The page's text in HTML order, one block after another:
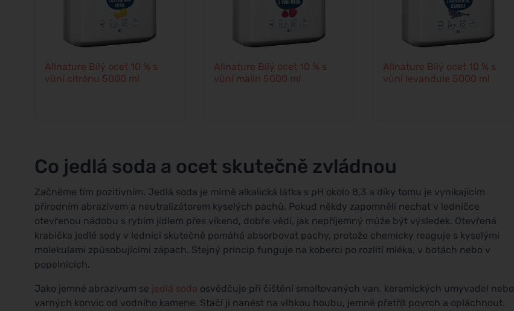
Allnature Bílý ocet 10 % s
vůní citrónu 5000 ml
Allnature Bílý ocet 10 % s
vůní malin 5000 ml
Allnature Bílý ocet 10 % s
vůní levandule 5000 ml
Co jedlá soda a ocet skutečně zvládnou
Začněme tím pozitivním. Jedlá soda je mírně alkalická látka s pH okolo 8,3 a díky tomu je vynikajícím
přírodním abrazivem a neutralizátorem kyselých pachů. Pokud někdy zapomněli nechat v ledničce
otevřenou nádobu s rybím jídlem přes víkend, dobře vědí, jak nepříjemný může být výsledek. Otevřená
krabička jedlé sody v lednici skutečně pomáhá absorbovat pachy, protože chemicky reaguje s kyselými
molekulami způsobujícími zápach. Stejný princip funguje na koberci po rozlití mléka, v botách nebo v
popelnicích.
Jako jemné abrazivum se jedlá soda osvědčuje při čištění smaltovaných van, keramických umyvadel nebo
varných konvic od vodního kamene. Stačí ji nanést na vlhkou houbu, jemně přetřít povrch a opláchnout.